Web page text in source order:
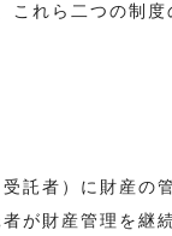
れら二つの制度
託者）に財産の
が財産管理を継